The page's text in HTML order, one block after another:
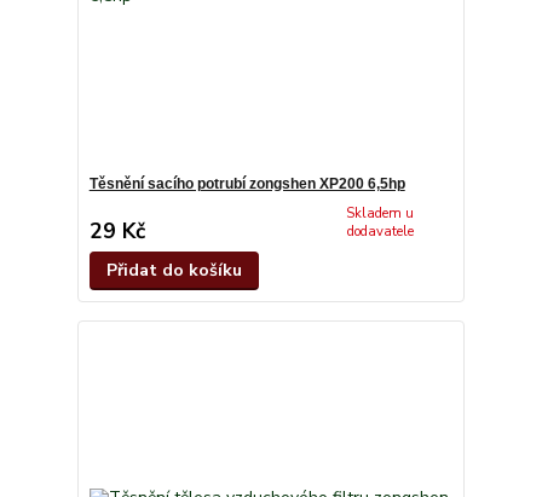
Těsnění sacího potrubí zongshen XP200 6,5hp
29 Kč
Skladem u
dodavatele
Přidat do košíku